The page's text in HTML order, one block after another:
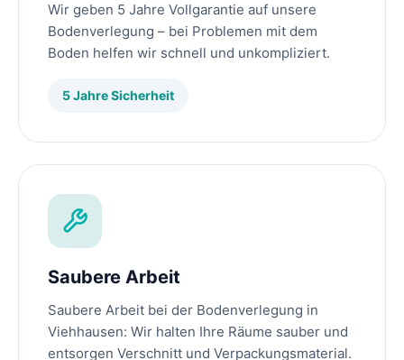
Wir geben 5 Jahre Vollgarantie auf unsere
Bodenverlegung – bei Problemen mit dem
Boden helfen wir schnell und unkompliziert.
5 Jahre Sicherheit
Saubere Arbeit
Saubere Arbeit bei der Bodenverlegung in
Viehhausen: Wir halten Ihre Räume sauber und
entsorgen Verschnitt und Verpackungsmaterial.